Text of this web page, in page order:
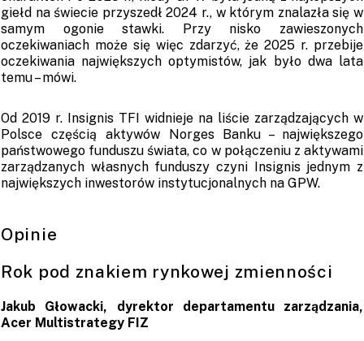
giełd na świecie przyszedł 2024 r., w którym znalazła się w
samym ogonie stawki. Przy nisko zawieszonych
oczekiwaniach może się więc zdarzyć, że 2025 r. przebije
oczekiwania największych optymistów, jak było dwa lata
temu – mówi.
Od 2019 r. Insignis TFI widnieje na liście zarządzających w
Polsce częścią aktywów Norges Banku – największego
państwowego funduszu świata, co w połączeniu z aktywami
zarządzanych własnych funduszy czyni Insignis jednym z
największych inwestorów instytucjonalnych na GPW.
Opinie
Rok pod znakiem rynkowej zmienności
Jakub Głowacki, dyrektor departamentu zarządzania,
Acer Multistrategy FIZ